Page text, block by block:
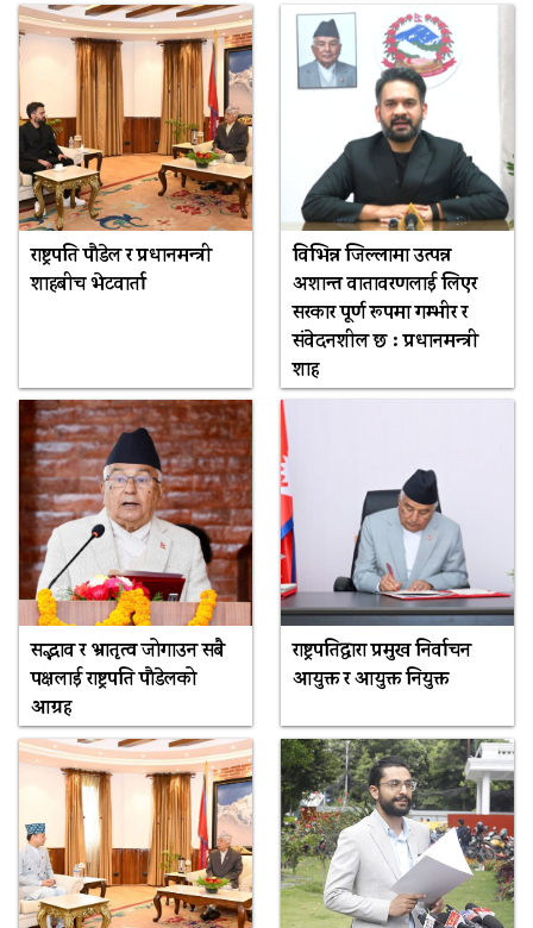
राष्ट्रपति पौडेल र प्रधानमन्त्री
शाहबीच भेटवार्ता
विभिन्न जिल्लामा उत्पन्न
अशान्त वातावरणलाई लिएर
सरकार पूर्ण रूपमा गम्भीर र
संवेदनशील छ : प्रधानमन्त्री
शाह
सद्भाव र भ्रातृत्व जोगाउन सबै
पक्षलाई राष्ट्रपति पौडेलको
आग्रह
राष्ट्रपतिद्वारा प्रमुख निर्वाचन
आयुक्त र आयुक्त नियुक्त